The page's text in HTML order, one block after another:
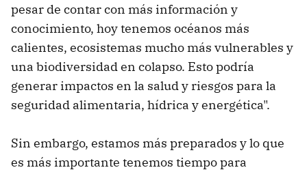
pesar de contar con más información y
conocimiento, hoy tenemos océanos más
calientes, ecosistemas mucho más vulnerables y
una biodiversidad en colapso. Esto podría
generar impactos en la salud y riesgos para la
seguridad alimentaria, hídrica y energética".
Sin embargo, estamos más preparados y lo que
es más importante tenemos tiempo para